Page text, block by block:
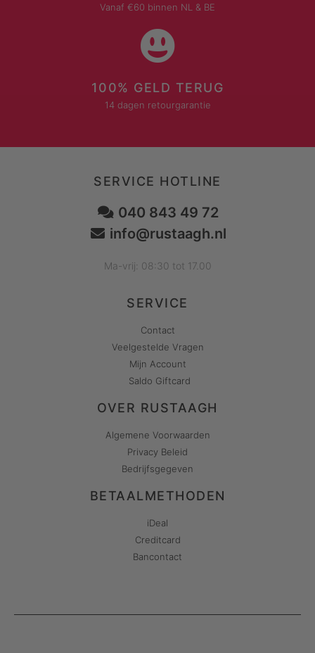
Vanaf €60 binnen NL & BE
100% GELD TERUG
14 dagen retourgarantie
SERVICE HOTLINE
040 843 49 72
info@rustaagh.nl
Ma-vrij: 08:30 tot 17.00
SERVICE
Contact
Veelgestelde Vragen
Mijn Account
Saldo Giftcard
OVER RUSTAAGH
Algemene Voorwaarden
Privacy Beleid
Bedrijfsgegeven
BETAALMETHODEN
iDeal
Creditcard
Bancontact